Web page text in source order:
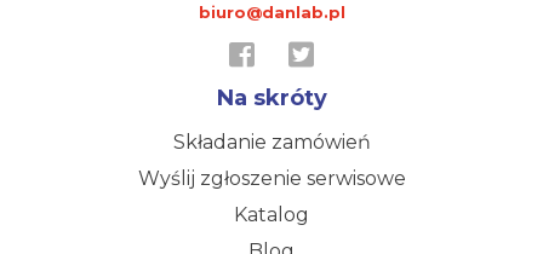
biuro@danlab.pl
Na skróty
Składanie zamówień
Wyślij zgłoszenie serwisowe
Katalog